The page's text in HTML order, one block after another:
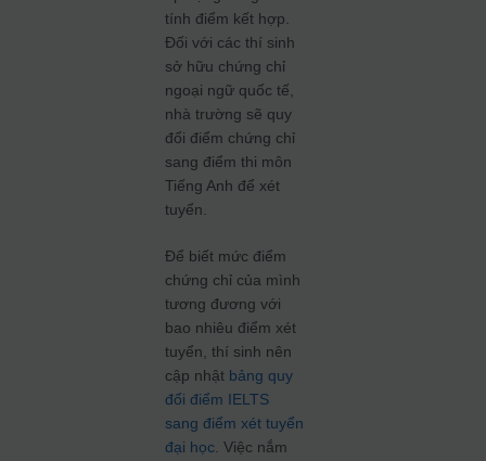
tính điểm kết hợp.
Đối với các thí sinh
sở hữu chứng chỉ
ngoại ngữ quốc tế,
nhà trường sẽ quy
đổi điểm chứng chỉ
sang điểm thi môn
Tiếng Anh để xét
tuyển.
Để biết mức điểm
chứng chỉ của mình
tương đương với
bao nhiêu điểm xét
tuyển, thí sinh nên
cập nhật bảng quy
đổi điểm IELTS
sang điểm xét tuyển
đại học . Việc nắm